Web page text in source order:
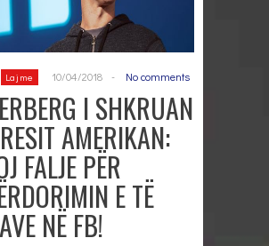
Lajme 10/04/2018 - No comments
I SHKRUAN
AMERIKAN:
FALJE PËR
E TË
NË FB!